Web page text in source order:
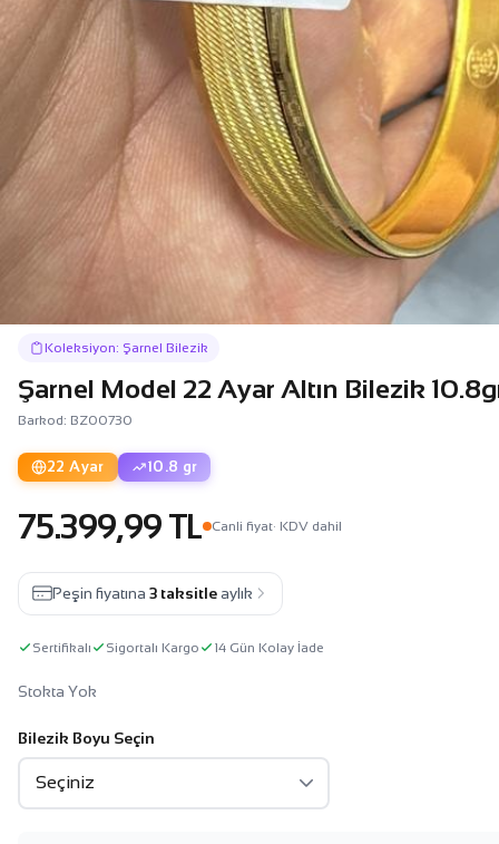
Koleksiyon: Şarnel Bilezik
Şarnel Model 22 Ayar Altın Bilezik
Barkod: BZ00730
22 Ayar 10.8 gr
75.399,99 TL Canli fiyat· KDV dahil
Peşin fiyatına 3 taksitle aylık
Sertifikalı Sigortalı Kargo 14 Gün Kolay İade
Stokta Yok
Bilezik Boyu Seçin